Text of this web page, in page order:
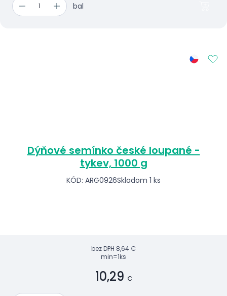
bal
Dýňové semínko české loupané -
tykev, 1000 g
KÓD: ARG0926Skladom 1 ks
bez DPH 8,64 €
min=1ks
10,29 €